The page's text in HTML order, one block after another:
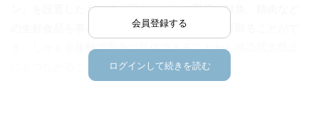
会員登録する
ログインして続きを読む
ン」を設置したもので、同サービスで野菜や鮮魚、精肉など
の生鮮食品を事前に注文し、新鮮な状態で受け取ることがで
き、しかも非接触で安全に提供できることから感染拡大防止
にもつながるとしている。